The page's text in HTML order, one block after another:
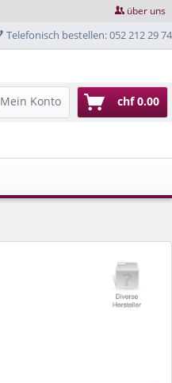
über uns
Telefonisch bestellen: 052 212 29 74
Mein Konto chf 0.00